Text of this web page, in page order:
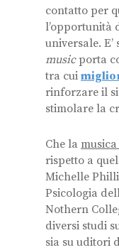
contatto per
l’opportunità
universale.
musicporta
tra cui
rinforzare il
stimolare la
Che la
rispetto a
Michelle
Psicologia
Nothern
diversi studi
sia su uditori